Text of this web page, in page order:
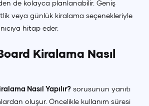
de kolayca planlanabilir. Geniş
veya günlük kiralama seçenekleriyle
hitap eder.
Kiralama Nasıl
Nasıl Yapılır? sorusunun yanıtı
oluşur. Öncelikle kullanım süresi